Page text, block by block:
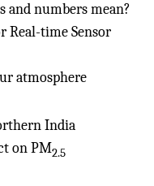
and numbers mean?
Real-time Sensor
atmosphere
India
on PM2.5